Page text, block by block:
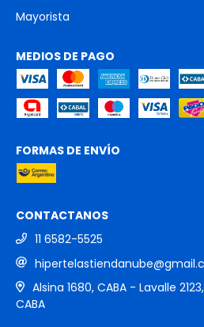
Mayorista
MEDIOS DE PAGO
FORMAS DE ENVÍO
CONTACTANOS
11 6582-5525
Alsina 1680, CABA - Lavalle
CABA